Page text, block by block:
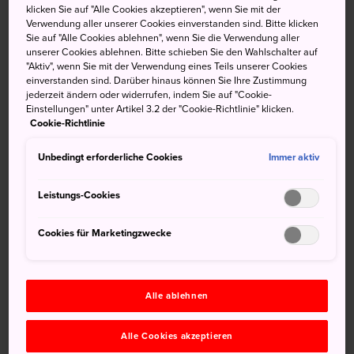
Untermalung durch Geschichten und Musik verzaubern
und genießen Sie Ende August in der Region Daisen
diese faszinierende Show aus Licht und Musik in einem
wundervollen Festrahmen. Die Feuerwerker konkurrieren
um den Preis des Premierministers.
Und das Beste ist: Die Show ist kostenlos.
Nicht verpassen
Ihre eigene Abstimmungskarte auf dem
Beobachten wie die heutigen Feuerwerksprofis
ihre Show perfekt auf die Musik abstimmen
klicken Sie auf "Alle Cookies akzeptieren", wenn Sie mit der
Verwendung aller unserer Cookies einverstanden sind. Bitte klicken
Sie auf "Alle Cookies ablehnen", wenn Sie die Verwendung aller
unserer Cookies ablehnen. Bitte schieben Sie den Wahlschalter auf
"Aktiv", wenn Sie mit der Verwendung eines Teils unserer Cookies
einverstanden sind. Darüber hinaus können Sie Ihre Zustimmung
jederzeit ändern oder widerrufen, indem Sie auf "Cookie-
Einstellungen" unter Artikel 3.2 der "Cookie-Richtlinie" klicken.
Cookie-Richtlinie
Unbedingt erforderliche Cookies Immer aktiv
Leistungs-Cookies
Cookies für Marketingzwecke
Alle ablehnen
Alle Cookies akzeptieren